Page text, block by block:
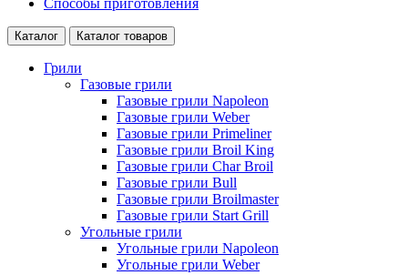
Способы приготовления
Каталог Каталог товаров
Грили
Газовые грили
Газовые грили Napoleon
Газовые грили Weber
Газовые грили Primeliner
Газовые грили Broil King
Газовые грили Char Broil
Газовые грили Bull
Газовые грили Broilmaster
Газовые грили Start Grill
Угольные грили
Угольные грили Napoleon
Угольные грили Weber